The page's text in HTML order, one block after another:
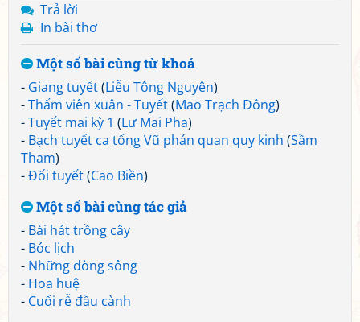
Trả lời
In bài thơ
Một số bài cùng từ khoá
- Giang tuyết(Liễu Tông Nguyên)
-Thấm viên xuân - Tuyết(Mao Trạch Đông)
-Tuyết mai kỳ 1 (Lư Mai Pha)
- Bạch tuyết ca tống Vũ phán quan quy kinh (Sầm
Tham)
-Đối tuyết(Cao Biền)
Một số bài cùng tác giả
- Bài hát trồng cây
- Bóc lịch
- Những dòng sông
- Hoa huệ
- Cuối rễ đầu cành